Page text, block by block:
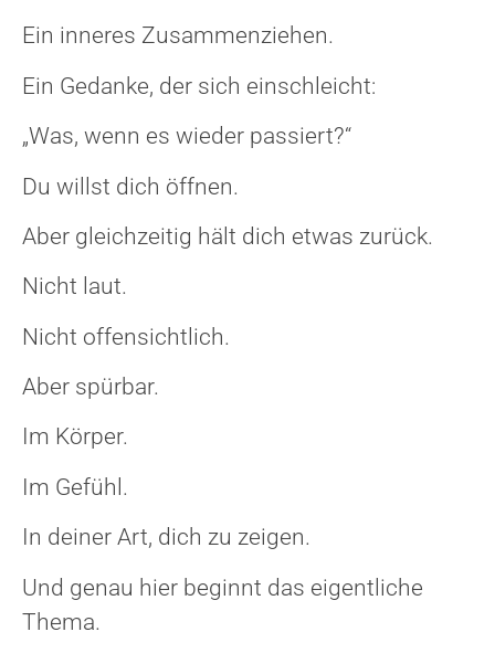
Ein inneres Zusammenziehen.
Ein Gedanke, der sich einschleicht:
„Was, wenn es wieder passiert?“
Du willst dich öffnen.
Aber gleichzeitig hält dich etwas zurück.
Nicht laut.
Nicht offensichtlich.
Aber spürbar.
Im Körper.
Im Gefühl.
In deiner Art, dich zu zeigen.
Und genau hier beginnt das eigentliche
Thema.